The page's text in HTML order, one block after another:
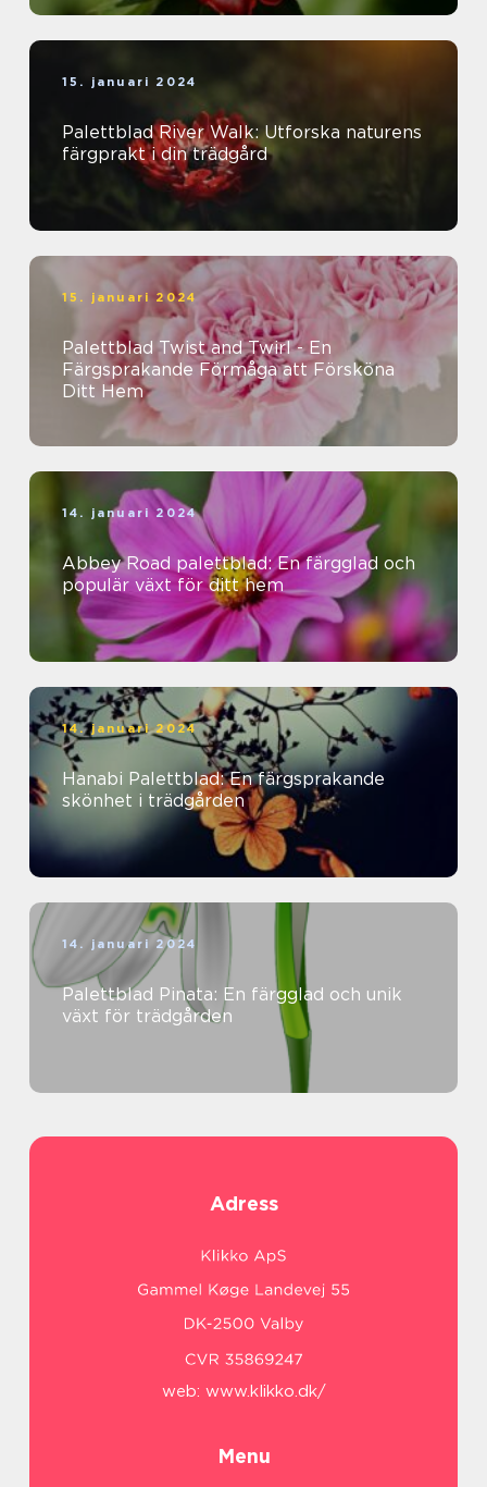
15. januari 2024
Palettblad River Walk: Utforska naturens
färgprakt i din trädgård
15. januari 2024
Palettblad Twist and Twirl - En
Färgsprakande Förmåga att Försköna
Ditt Hem
14. januari 2024
Abbey Road palettblad: En färgglad och
populär växt för ditt hem
14. januari 2024
Hanabi Palettblad: En färgsprakande
skönhet i trädgården
14. januari 2024
Palettblad Pinata: En färgglad och unik
växt för trädgården
Adress
web: www.klikko.dk/
Menu